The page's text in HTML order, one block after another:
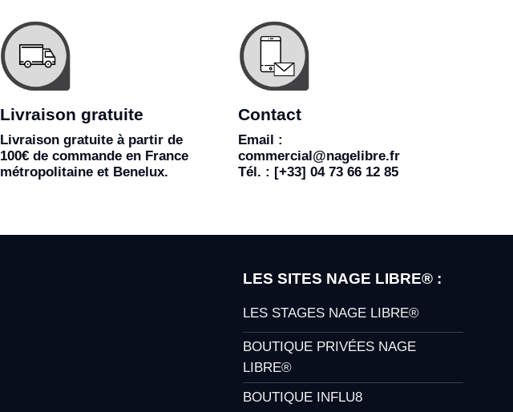
Livraison gratuite
Livraison gratuite à partir de
100€ de commande en France
métropolitaine et Benelux.
Contact
Email :
commercial@nagelibre.fr
Tél. : [+33] 04 73 66 12 85
LES SITES NAGE LIBRE® :
LES STAGES NAGE LIBRE®
BOUTIQUE PRIVÉES NAGE
LIBRE®
BOUTIQUE INFLU8